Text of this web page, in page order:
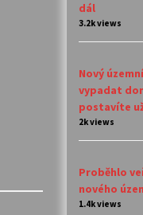
dál
3.2k views
Nový
vypadat
postavíte
2k views
Proběhlo
nového
1.4k views